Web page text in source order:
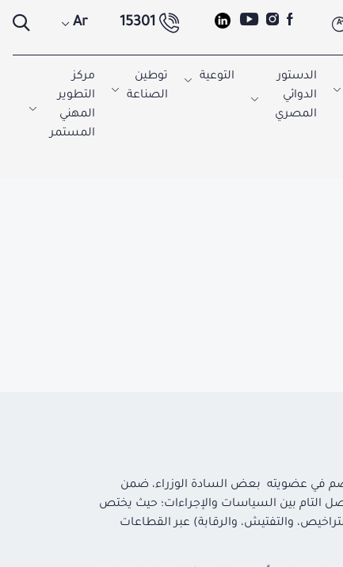
A
15301
Ar
الدستور
الدوائي
المصري
التوعية
توطين
الصناعة
مركز
التطوير
المهني
المستمر
يضم في عضويته بعض السادة الوزراء، ضمن
التام بين السياسات والإجراءات؛ حيث يختص
والتفتيش، والرقابة) عبر القطاعات